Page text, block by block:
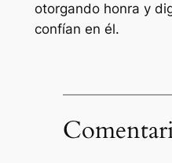
otorgando honra y
confían en él.